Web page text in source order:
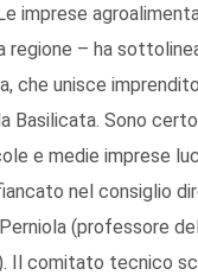
imprese
regione – ha
che unisce
Sono
e medie imprese
nel consiglio
(professore
Il comitato tecnico